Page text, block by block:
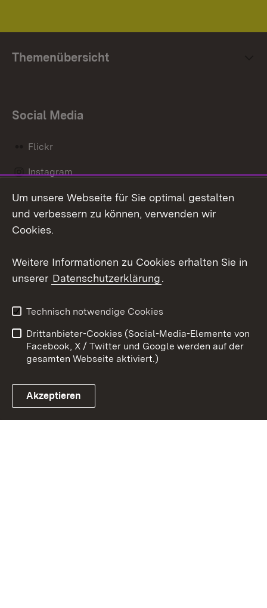
Themenübersicht
Social Media
Flickr
Instagram
Social Wall
Link zum Landesportal
Barrierefreiheit
Benutzungshinweise
Impressum
Cookies
Um unsere Webseite für Sie optimal gestalten
und verbessern zu können, verwenden wir
Cookies.
Weitere Informationen zu Cookies erhalten Sie in
unserer Datenschutzerklärung.
Technisch notwendige Cookies
Drittanbieter-Cookies (Social-Media-Elemente von
Facebook, X / Twitter und Google werden auf der
gesamten Webseite aktiviert.)
Akzeptieren